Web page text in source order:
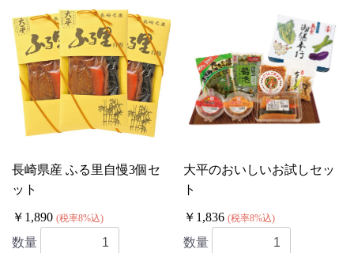
長崎県産 ふる里自慢3個セ
ット
￥1,890 (税率8%込)
数量
大平のおいしいお試しセッ
ト
￥1,836 (税率8%込)
数量